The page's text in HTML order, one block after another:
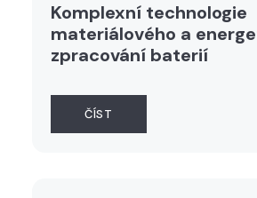
Komplexní technologie
materiálového a
zpracování baterií
ČÍST